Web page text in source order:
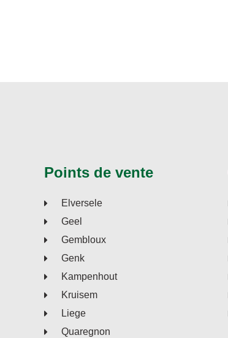
Points de vente
Elversele
Geel
Gembloux
Genk
Kampenhout
Kruisem
Liege
Quaregnon